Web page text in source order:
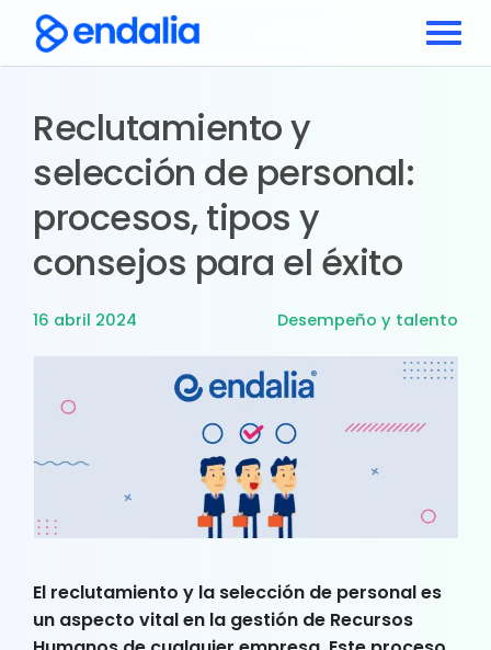
Reclutamiento y
selección de personal:
procesos, tipos y
consejos para el éxito
16 abril 2024 Desempeño y talento
El reclutamiento y la selección de personal es
un aspecto vital en la gestión de Recursos